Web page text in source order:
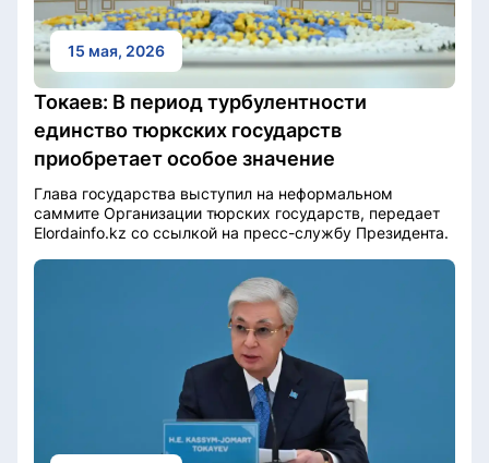
15 мая, 2026
Токаев: В период турбулентности
единство тюркских государств
приобретает особое значение
Глава государства выступил на неформальном
саммите Организации тюрских государств, передает
Elordainfo.kz со ссылкой на пресс-службу Президента.